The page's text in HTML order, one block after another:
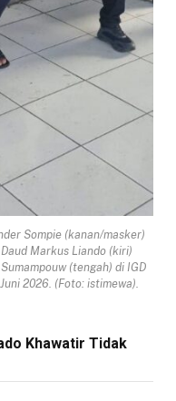
Sompie (kanan/masker)
Markus Liando (kiri)
(tengah) di IGD
2026. (Foto: istimewa).
Khawatir Tidak